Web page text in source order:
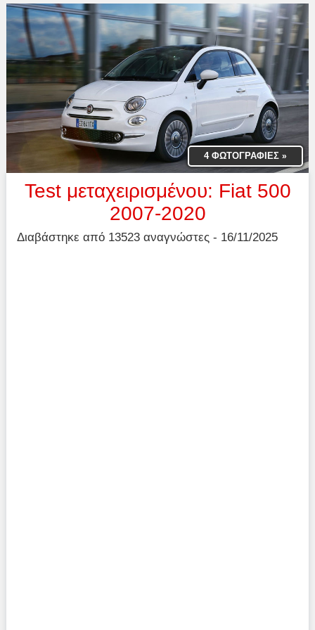
4 ΦΩΤΟΓΡΑΦΙΕΣ »
Test μεταχειρισμένου: Fiat 500
2007-2020
Διαβάστηκε από 13523 αναγνώστες - 16/11/2025